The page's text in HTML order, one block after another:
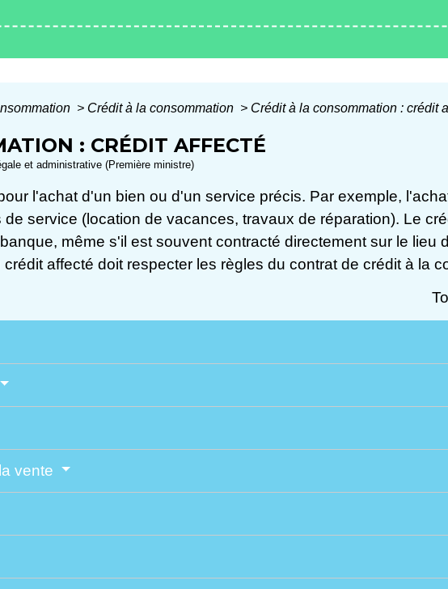
> Crédit à la consommation > Crédit à la consommation : crédit
: CRÉDIT AFFECTÉ
et administrative (Première ministre)
l'achat d'un bien ou d'un service précis. Par exemple,
service (location de vacances, travaux de réparation). Le
même s'il est souvent contracté directement sur le lieu
affecté doit respecter les règles du contrat de crédit à la
vente